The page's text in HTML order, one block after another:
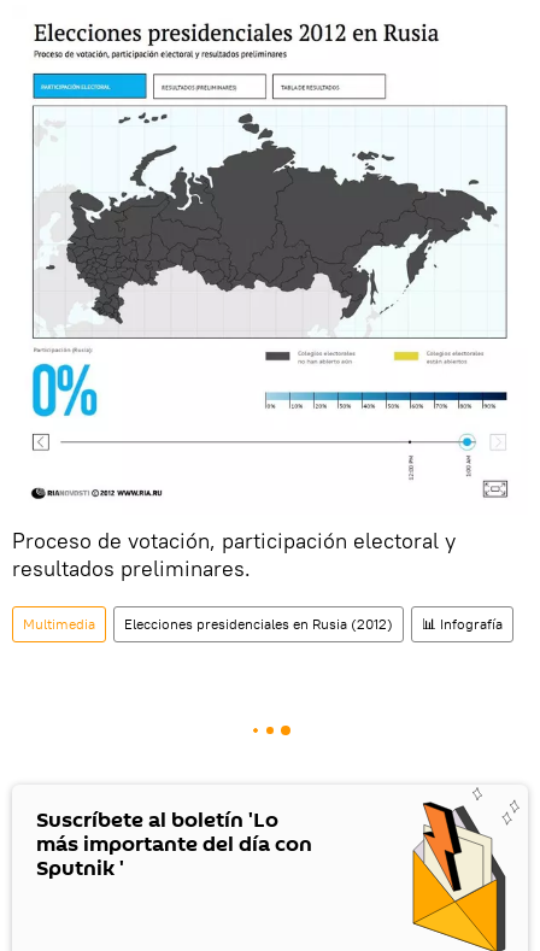
Proceso de votación, participación electoral y
resultados preliminares.
Multimedia Elecciones presidenciales en Rusia (2012) 📊 Infografía
Suscríbete al boletín 'Lo
más importante del día con
Sputnik '